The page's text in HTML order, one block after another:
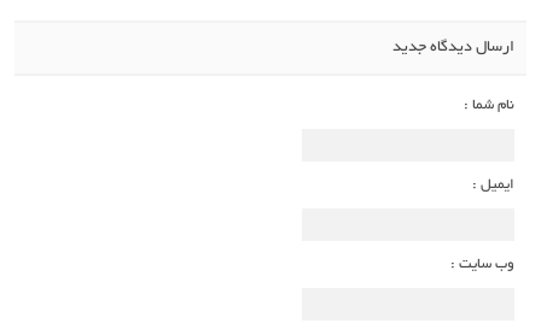
ارسال دیدگاه جدید
نام شما :
ایمیل :
وب سایت :